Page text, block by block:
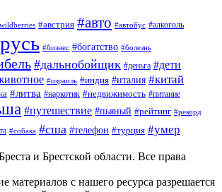
#австрия #авто #автобус #алкоголь
#бизнес #богатство #болезнь
#дальнобойщик #деньга #дети
#израиль #индия #италия #китай
#литва #наркотик #недвижимость #питание
#путешествие #пьяный #рейтинг #рекорд
#собака #сша #телефон #турция #умер
и Брестской области. Все права
материалов с нашего ресурса разрешается